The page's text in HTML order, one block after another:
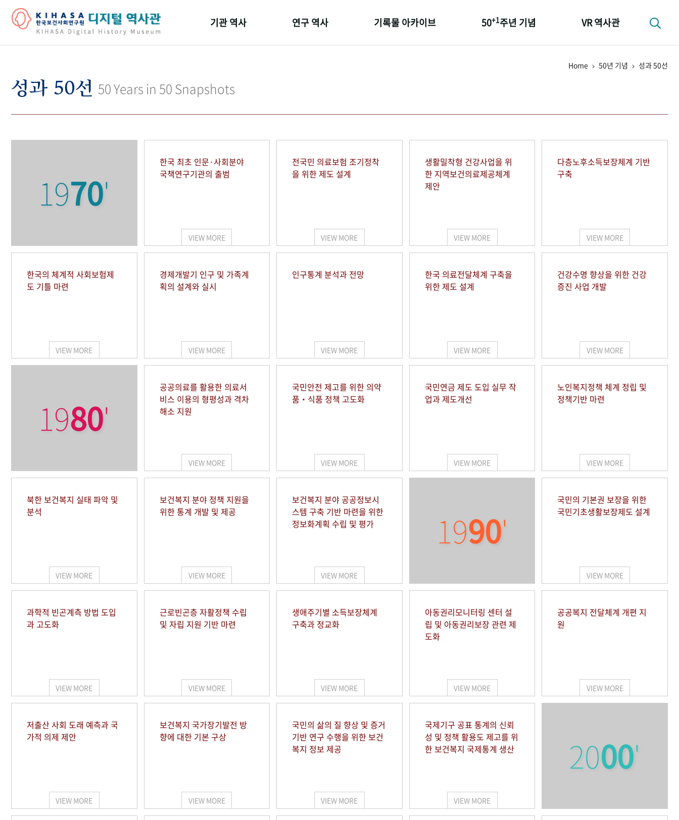
기관 역사
기관 변천사
연구 역사 기록물 아카이브 50+1주년 기념 VR 역사관
Home 50년 기념 성과 50선
성과 50선 50 Years in 50 Snapshots
1970'
한국 최초 인문·사회분야
국책연구기관의 출범
VIEW MORE
전국민 의료보험 조기정착
을 위한 제도 설계
VIEW MORE
생활밀착형 건강사업을 위
한 지역보건의료제공체계
제안
VIEW MORE
다층노후소득보장체계 기반
구축
VIEW MORE
한국의 체계적 사회보험제
도 기틀 마련
VIEW MORE
경제개발기 인구 및 가족계
획의 설계와 실시
VIEW MORE
인구통계 분석과 전망
VIEW MORE
한국 의료전달체계 구축을
위한 제도 설계
VIEW MORE
건강수명 향상을 위한 건강
증진 사업 개발
VIEW MORE
1980'
공공의료를 활용한 의료서
비스 이용의 형평성과 격차
해소 지원
VIEW MORE
국민안전 제고를 위한 의약
품‧식품 정책 고도화
VIEW MORE
국민연금 제도 도입 실무 작
업과 제도개선
VIEW MORE
노인복지정책 체계 정립 및
정책기반 마련
VIEW MORE
북한 보건복지 실태 파악 및
분석
VIEW MORE
보건복지 분야 정책 지원을
위한 통계 개발 및 제공
VIEW MORE
보건복지 분야 공공정보시
스템 구축 기반 마련을 위한
정보화계획 수립 및 평가
VIEW MORE
1990'
국민의 기본권 보장을 위한
국민기초생활보장제도 설계
VIEW MORE
과학적 빈곤계측 방법 도입
과 고도화
VIEW MORE
근로빈곤층 자활정책 수립
및 자립 지원 기반 마련
VIEW MORE
생애주기별 소득보장체계
구축과 정교화
VIEW MORE
아동권리모니터링 센터 설
립 및 아동권리보장 관련 제
도화
VIEW MORE
공공복지 전달체계 개편 지
원
VIEW MORE
저출산 사회 도래 예측과 국
가적 의제 제안
VIEW MORE
보건복지 국가장기발전 방
향에 대한 기본 구상
VIEW MORE
국민의 삶의 질 향상 및 증거
기반 연구 수행을 위한 보건
복지 정보 제공
VIEW MORE
국제기구 공표 통계의 신뢰
성 및 정책 활용도 제고를 위
한 보건복지 국제통계 생산
VIEW MORE
2000'